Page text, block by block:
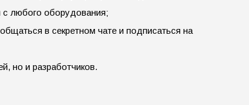
с любого оборудования;
в секретном чате и подписаться на
но и разработчиков.